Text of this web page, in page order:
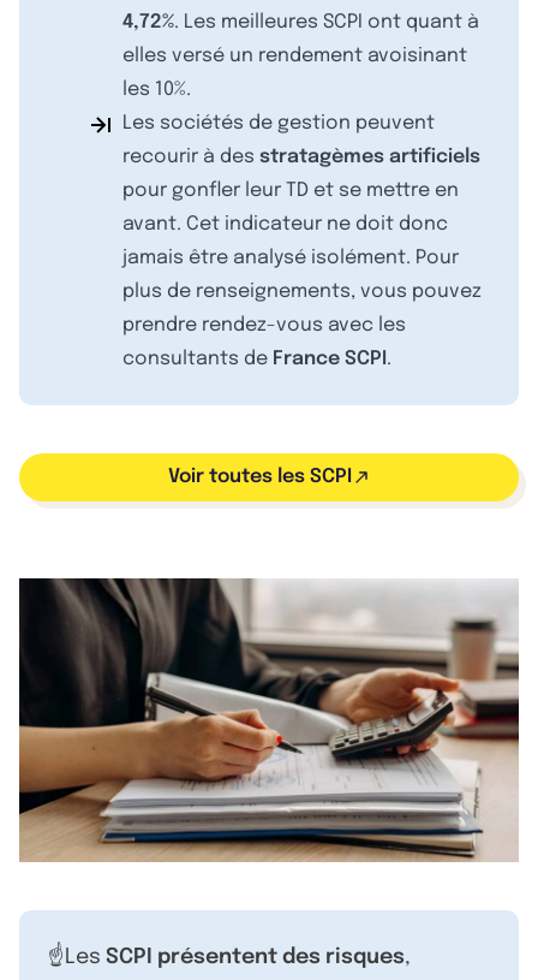
4,72%. Les meilleures SCPI ont quant à
elles versé un rendement avoisinant
les 10%.
Les sociétés de gestion peuvent
recourir à des stratagèmes artificiels
pour gonfler leur TD et se mettre en
avant. Cet indicateur ne doit donc
jamais être analysé isolément. Pour
plus de renseignements, vous pouvez
prendre rendez-vous avec les
consultants de France SCPI .
Voir toutes les SCPI
☝️Les SCPI présentent des risques,